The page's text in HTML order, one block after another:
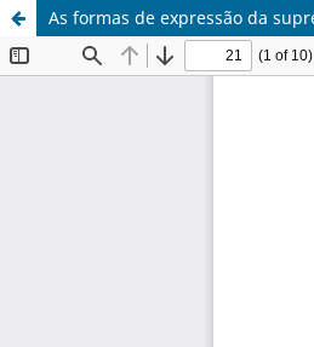
As formas de expressão da